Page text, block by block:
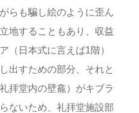
らも騙し絵のように歪ん
地することもあり、収益
（日本式に言えば1階）
出すための部分、それと
拝堂内の壁龕）がキブラ
ないため、礼拝堂施設部